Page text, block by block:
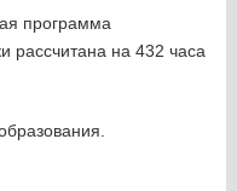
программа
рассчитана на 432 часа